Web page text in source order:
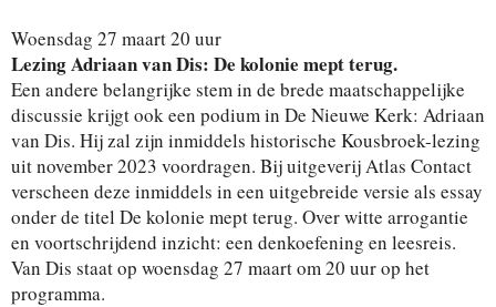
Woensdag 27 maart 20 uur
Lezing Adriaan van Dis: De kolonie mept terug.
Een andere belangrijke stem in de brede maatschappelijke
discussie krijgt ook een podium in De Nieuwe Kerk: Adriaan
van Dis. Hij zal zijn inmiddels historische Kousbroek-lezing
uit november 2023 voordragen. Bij uitgeverij Atlas Contact
verscheen deze inmiddels in een uitgebreide versie als essay
onder de titel De kolonie mept terug. Over witte arrogantie
en voortschrijdend inzicht: een denkoefening en leesreis.
Van Dis staat op woensdag 27 maart om 20 uur op het
programma.